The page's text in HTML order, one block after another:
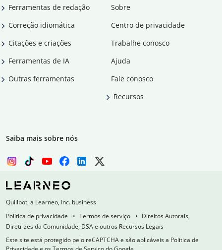
Ferramentas de redação
Correção idiomática
Citações e criações
Ferramentas de IA
Outras ferramentas
Sobre
Centro de privacidade
Trabalhe conosco
Ajuda
Fale conosco
Recursos
Saiba mais sobre nós
Quillbot, a Learneo, Inc. business
Política de privacidade
Termos de serviço
Direitos Autorais,
Diretrizes da Comunidade, DSA e outros Recursos Legais
Este site está protegido pelo reCAPTCHA e são aplicáveis a Política de